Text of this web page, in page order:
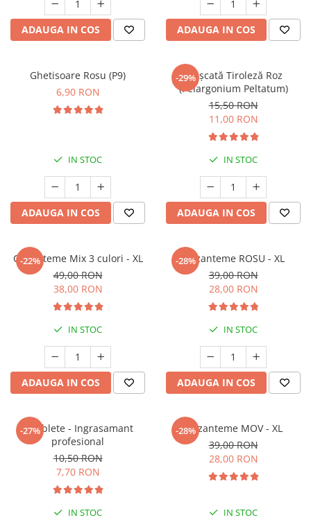
Bulbi de Echinacea
Bulbi de Frezie
Bulbi de Gaillardia (Kokarda)
Bulbi de Gladiole
Bulbi de Irisi - Stanjenel
Bulbi de Muscari
Bulbi de Narcise
Bulbi de Ranunculus
Bulbi de Tigridia
Bulbi de Zantedeschia
Bulbi Sparaxis
Mixuri de Bulbi
Seminte de Flori
Seminte de Ierburi
Seminte de Legume/Fructe
Păr - Pyrus communis
Smochini - Ficus carica
Zmeur - Rubus
ADAUGA IN COS ADAUGA IN COS
Ghetisoare Rosu (P9)
6,90 RON
IN STOC
ADAUGA IN COS
-29%
Mușcată Tiroleză Roz
(Pelargonium Peltatum)
15,50 RON
11,00 RON
IN STOC
ADAUGA IN COS
-22%
Crizanteme Mix 3 culori - XL
49,00 RON
38,00 RON
IN STOC
ADAUGA IN COS
-28%
Crizanteme ROSU - XL
39,00 RON
28,00 RON
IN STOC
ADAUGA IN COS
-27%
5 Tablete - Ingrasamant
profesional
10,50 RON
7,70 RON
IN STOC
-28%Crizanteme MOV - XL
39,00 RON
28,00 RON
IN STOC